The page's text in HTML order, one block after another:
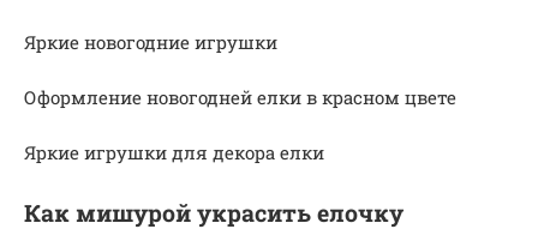
Яркие новогодние игрушки
Оформление новогодней елки в красном цвете
Яркие игрушки для декора елки
Как мишурой украсить елочку